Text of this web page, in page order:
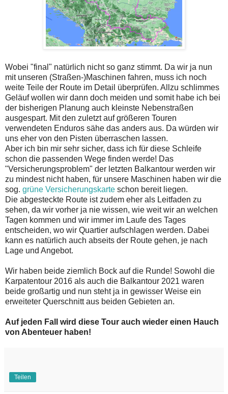
Wobei "final" natürlich nicht so ganz stimmt. Da wir ja nun
mit unseren (Straßen-)Maschinen fahren, muss ich noch
weite Teile der Route im Detail überprüfen. Allzu schlimmes
Geläuf wollen wir dann doch meiden und somit habe ich bei
der bisherigen Planung auch kleinste Nebenstraßen
ausgespart. Mit den zuletzt auf größeren Touren
verwendeten Enduros sähe das anders aus. Da würden wir
uns eher von den Pisten überraschen lassen.
Aber ich bin mir sehr sicher, dass ich für diese Schleife
schon die passenden Wege finden werde! Das
"Versicherungsproblem" der letzten Balkantour werden wir
zu mindest nicht haben, für unsere Maschinen haben wir die
sog. grüne Versicherungskarte schon bereit liegen.
Die abgesteckte Route ist zudem eher als Leitfaden zu
sehen, da wir vorher ja nie wissen, wie weit wir an welchen
Tagen kommen und wir immer im Laufe des Tages
entscheiden, wo wir Quartier aufschlagen werden. Dabei
kann es natürlich auch abseits der Route gehen, je nach
Lage und Angebot.
Wir haben beide ziemlich Bock auf die Runde! Sowohl die
Karpatentour 2016 als auch die Balkantour 2021 waren
beide großartig und nun steht ja in gewisser Weise ein
erweiteter Querschnitt aus beiden Gebieten an.
Auf jeden Fall wird diese Tour auch wieder einen Hauch
von Abenteuer haben!
Teilen